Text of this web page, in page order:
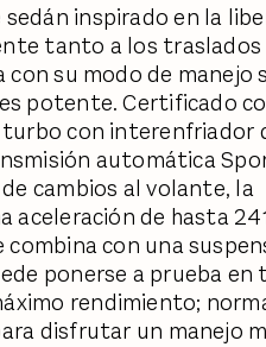
inspirado en la
tanto a los traslados
su modo de manejo
potente. Certificado
con interenfriador
automática
cambios al volante, la
aceleración de hasta
con una
ponerse a prueba en
rendimiento;
disfrutar un manejo